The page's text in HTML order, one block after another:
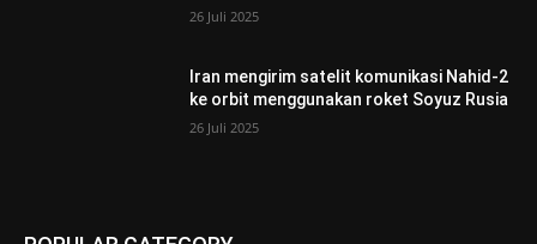
26 Juli 2025
Iran mengirim satelit komunikasi Nahid-2
ke orbit menggunakan roket Soyuz Rusia
26 Juli 2025